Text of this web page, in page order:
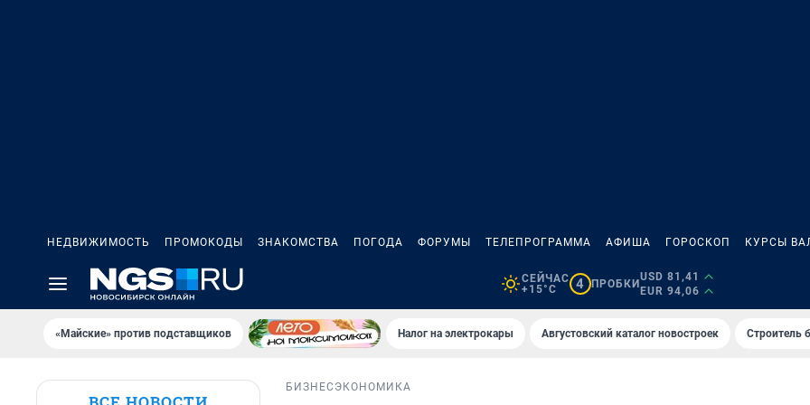
НЕДВИЖИМОСТЬ ПРОМОКОДЫ ЗНАКОМСТВА ПОГОДА ФОРУМЫ ТЕЛЕПРОГРАММА АФИША ГОРОСКОП КУРСЫ
СЕЙЧАС
+15°C
4 ПРОБКИ
USD 81,41
EUR 94,06
«Майские» против подставщиков Налог на электрокары Августовский каталог новостроек Строитель
БИЗНЕС ЭКОНОМИКА